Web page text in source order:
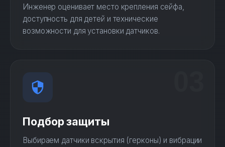
Инженер оценивает место крепления сейфа,
доступность для детей и технические
возможности для установки датчиков.
Подбор защиты
Выбираем датчики вскрытия (герконы) и вибрации